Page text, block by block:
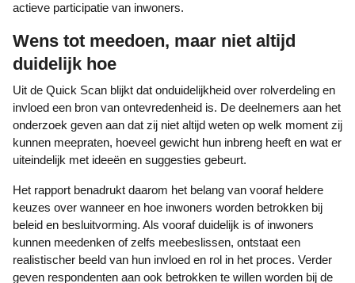
actieve participatie van inwoners.
Wens tot meedoen, maar niet altijd
duidelijk hoe
Uit de Quick Scan blijkt dat onduidelijkheid over rolverdeling en
invloed een bron van ontevredenheid is. De deelnemers aan het
onderzoek geven aan dat zij niet altijd weten op welk moment zij
kunnen meepraten, hoeveel gewicht hun inbreng heeft en wat er
uiteindelijk met ideeën en suggesties gebeurt.
Het rapport benadrukt daarom het belang van vooraf heldere
keuzes over wanneer en hoe inwoners worden betrokken bij
beleid en besluitvorming. Als vooraf duidelijk is of inwoners
kunnen meedenken of zelfs meebeslissen, ontstaat een
realistischer beeld van hun invloed en rol in het proces. Verder
geven respondenten aan ook betrokken te willen worden bij de